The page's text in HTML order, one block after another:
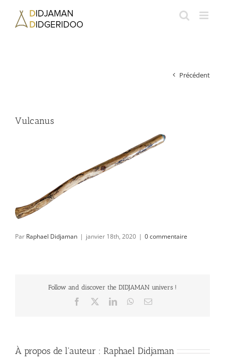
contenu
Précédent
Vulcanus
Par Raphael Didjaman | janvier 18th, 2020 | 0 commentaire
Follow and discover the DIDJAMAN univers !
Facebook LinkedInWhatsApp
Email
À propos de l'auteur : Raphael Didjaman